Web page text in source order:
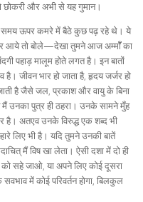
छोकरी और अभी से यह गुमान।
समय ऊपर कमरे में बैठे कुछ पढ़ रहे थे। ये
आये तो बोले—देखा तुमने आज अम्मॉँ का
पहाड़ मालूम होते लगत है। इन बातों
जीवन भार हो जाता है, हृदय जर्जर हो
है जैसे जल, प्रकाश और वायु के बिना
उनका पुत्र ही ठहरा। उनके सामने मुँह
है। अतएव उनके विरुद्ध एक शब्द भी
लिए भी है। यदि तुमने उनकी बातें
मैं विष खा लेता। ऐसी दशा में दो ही
सहे जाओ, या अपने लिए कोई दूसरा
में कोई परिवर्तन होगा, बिलकुल